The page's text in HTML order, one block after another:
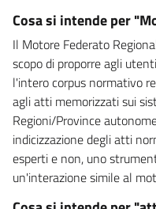
Cosa si intende per
Il Motore Federato
scopo di proporre agli
l'intero corpus normativo
agli atti memorizzati sui
Regioni/Province
indicizzazione degli atti
esperti e non, uno
un'interazione simile al